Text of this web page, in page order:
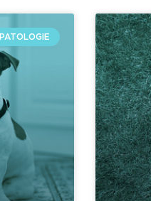
PATOLOGIE